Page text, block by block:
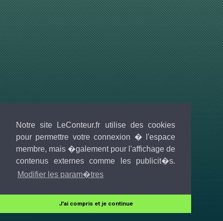
Notre site LeConteur.fr utilise des cookies
pour permettre votre connexion � l'espace
membre, mais �galement pour l'affichage de
contenus externes comme les publicit�s.
Modifier les param�tres
J'ai compris et je continue